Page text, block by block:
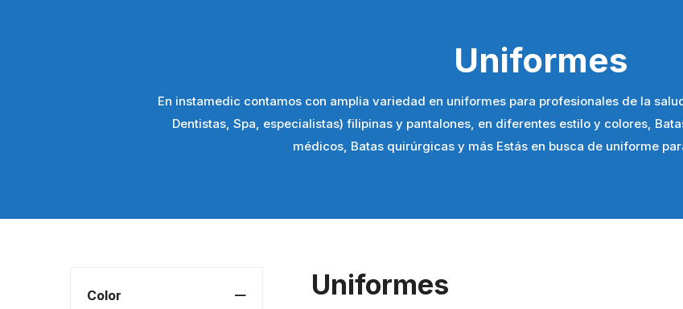
Uniformes
En instamedic contamos con amplia variedad en uniformes para profesionales de la
Dentistas, Spa, especialistas) filipinas y pantalones, en diferentes estilo y colores,
médicos, Batas quirúrgicas y más Estás en busca de uniforme
Color Uniformes